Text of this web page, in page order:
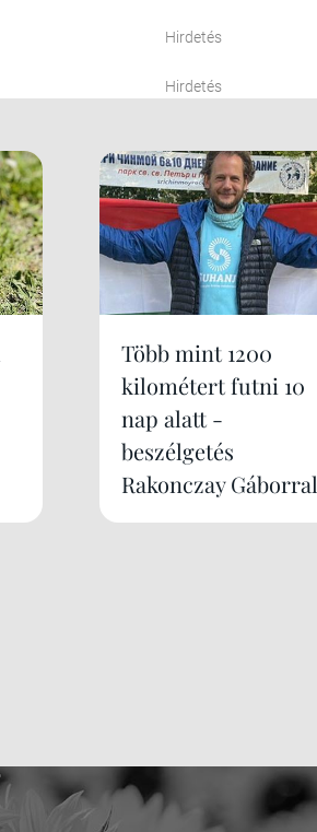
Hirdetés
Hirdetés
Több mint 1200
kilométert futni 10
nap alatt -
beszélgetés
Rakonczay Gáborral